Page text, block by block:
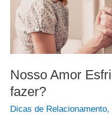
Nosso Amor
fazer?
Dicas de Relacionamento,